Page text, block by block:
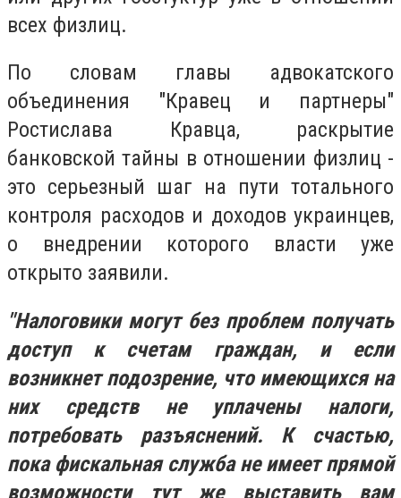
всех физлиц.
По словам главы адвокатского
объединения "Кравец и партнеры"
Ростислава Кравца, раскрытие
банковской тайны в отношении физлиц -
это серьезный шаг на пути тотального
контроля расходов и доходов украинцев,
о внедрении которого власти уже
открыто заявили.
"Налоговики могут без проблем получать
доступ к счетам граждан, и если
возникнет подозрение, что имеющихся на
них средств не уплачены налоги,
потребовать разъяснений. К счастью,
пока фискальная служба не имеет прямой
возможности тут же выставить вам